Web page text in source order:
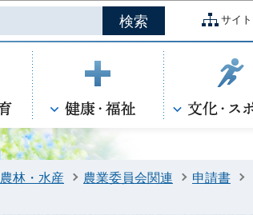
このページの本文へ移動
サイ
農林・水産 農業委員会関連
申請書